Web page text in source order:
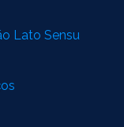
Lato Sensu